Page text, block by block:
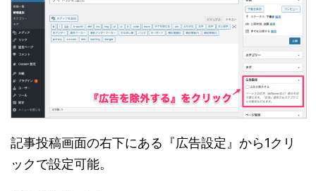
記事投稿画面の右下にある『広告設定』から1クリ
ックで設定可能。